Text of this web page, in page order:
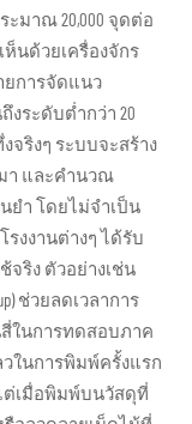
มาณ 20,000 จุดต่อ
นด้วยเครื่องจักร
ายการจัดแนว
ถึงระดับต่ำกว่า 20
จริงๆ ระบบจะสร้าง
า และคำนวณ
ยำ โดยไม่จำเป็น
งงานต่างๆ ได้รับ
จริง ตัวอย่างเช่น
ช่วยลดเวลาการ
นสี่ในการทดสอบภาค
ในการพิมพ์ครั้งแรก
แต่เมื่อพิมพ์บนวัสดุที่